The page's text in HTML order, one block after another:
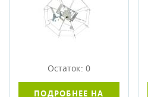
Остаток: 0
ПОДРОБНЕЕ НА